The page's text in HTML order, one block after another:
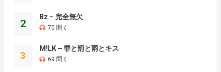
2
Bz – 完全無欠
70 聞く
3
M!LK – 罪と罰と雨とキス
69 聞く